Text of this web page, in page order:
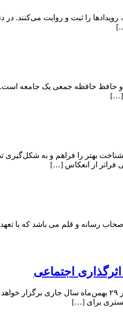
را ثبت و روایت می‌کنند. در
او حافظ حافظه جمعی یک جامعه
[…]
بهتر را فراهم و به شکل‌گیری
فراتر از انعکاس […]
رسانه و قلم می باشد که با
اجتماعی
به گزارش پایگاه خبری صنعت نگارها ، نخستین کنفرانس بین‌المللی با محوریت پیوند راهبردی بین
بستری برای […]